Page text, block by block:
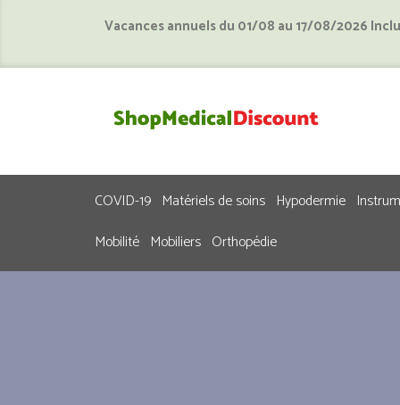
Vacances annuels du 01/08 au 17/08/2026
COVID-19 Matériels de soins Hypodermie
Mobilité Mobiliers Orthopédie